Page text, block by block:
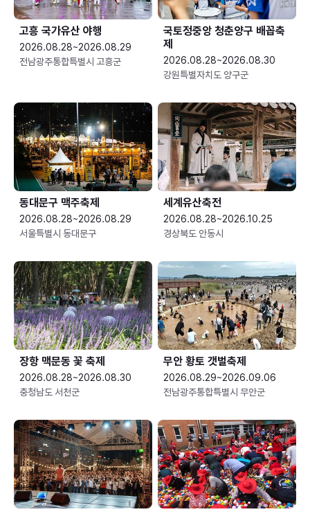
고흥 국가유산 야행
2026.08.28~2026.08.29
전남광주통합특별시 고흥군
국토정중앙 청춘양구 배꼽축
제
2026.08.28~2026.08.30
강원특별자치도 양구군
동대문구 맥주축제
2026.08.28~2026.08.29
서울특별시 동대문구
세계유산축전
2026.08.28~2026.10.25
경상북도 안동시
장항 맥문동 꽃 축제
2026.08.28~2026.08.30
충청남도 서천군
무안 황토 갯벌축제
2026.08.29~2026.09.06
전남광주통합특별시 무안군